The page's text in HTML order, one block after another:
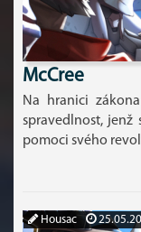
McCree
Na hranici
spravedlnost, jenž
pomoci svého
Housac